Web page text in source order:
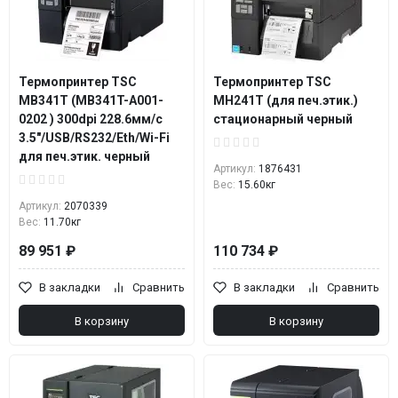
Термопринтер TSC
MB341T (MB341T-A001-
0202 ) 300dpi 228.6мм/с
3.5"/USB/RS232/Eth/Wi-Fi
для печ.этик. черный
Артикул: 2070339
Вес: 11.70кг
89 951 ₽
В закладки Сравнить
В корзину
Термопринтер TSC
MH241Т (для печ.этик.)
стационарный черный
Артикул: 1876431
Вес: 15.60кг
110 734 ₽
В закладки Сравнить
В корзину